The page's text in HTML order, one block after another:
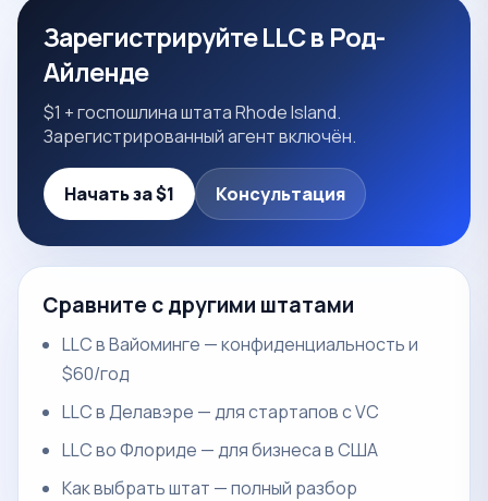
Зарегистрируйте LLC в Род-
Айленде
$1 + госпошлина штата Rhode Island.
Зарегистрированный агент включён.
Начать за $1 Консультация
Сравните с другими штатами
LLC в Вайоминге — конфиденциальность и
$60/год
LLC в Делавэре — для стартапов с VC
LLC во Флориде — для бизнеса в США
Как выбрать штат — полный разбор